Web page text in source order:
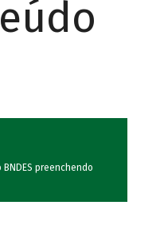
preenchendo